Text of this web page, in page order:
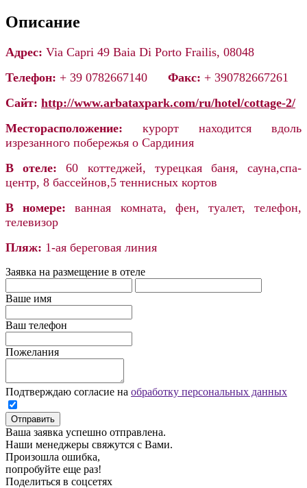
Описание
Адрес: Via Capri 49 Baia Di Porto Frailis, 08048
Телефон: + 39 0782667140 Факс: + 390782667261
Сайт: http://www.arbataxpark.com/ru/hotel/cottage-2/
Месторасположение: курорт находится вдоль
изрезанного побережья о Сардиния
В отеле: 60 коттеджей, турецкая баня, сауна,спа-
центр, 8 бассейнов,5 теннисных кортов
В номере: ванная комната, фен, туалет, телефон,
телевизор
Пляж: 1-ая береговая линия
Заявка на размещение в отеле
Ваше имя
Ваш телефон
Пожелания
Подтверждаю согласие на обработку персональных данных
Отправить
Ваша заявка успешно отправлена.
Наши менеджеры свяжутся с Вами.
Произошла ошибка,
попробуйте еще раз!
Поделиться в соцсетях